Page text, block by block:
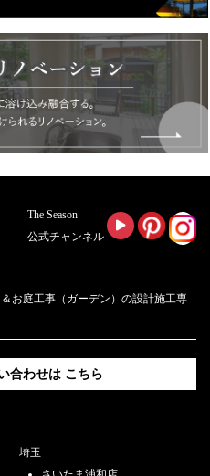
The Season
公式チャンネル
お庭工事（ガーデン）の設計施工専
合わせは こちら
埼玉